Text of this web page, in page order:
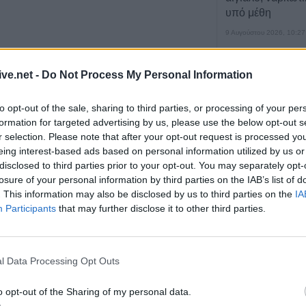
- Do Not Process My Personal Information
opt-out of the sale, sharing to third parties, or processing of your
for targeted advertising by us, please use the below opt-out
selection. Please note that after your opt-out request is processed
interest-based ads based on personal information utilized by us
to third parties prior to your opt-out. You may separately
of your personal information by third parties on the IAB’s list of
This information may also be disclosed by us to third parties on the
Participants that may further disclose it to other third parties.
Data Processing Opt Outs
opt-out of the Sharing of my personal data.
ισοζύγιο σε βαμβάκι-σιτηρά βγάζει καθαρό
350 ευρώ, εν αντιθέσει με τα σιτηρά, όπου το κόστος
κέρδος στα 95 ευρώ/στρ. Αυτό προκύπτει από
Ράγκου.Αναλυτικά, σύμφωνα με τον κ. Ράγκο:
2010, 15:26
αγροτών τέλος
υπό μέθη
9 Αυγούστου 2026, 10:27
Διάθεση 1.800
γεννητόρων
9 Αυγούστου 2026, 09:38
Από τη Γη στη
πύραυλου που
Σελήνη γίνεται
μελέτης για
αυτοκινήτων
Υπ. Μεταφορών: